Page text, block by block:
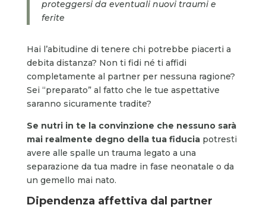
proteggersi da eventuali nuovi traumi e
ferite
Hai l’abitudine di tenere chi potrebbe piacerti a
debita distanza? Non ti fidi né ti affidi
completamente al partner per nessuna ragione?
Sei “preparato” al fatto che le tue aspettative
saranno sicuramente tradite?
Se nutri in te la convinzione che nessuno sarà
mai realmente degno della tua fiduciapotresti
avere alle spalle un trauma legato a una
separazione da tua madre in fase neonatale o da
un gemello mai nato.
Dipendenza affettiva dal partner